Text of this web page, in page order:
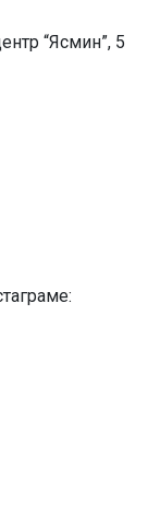
“Ясмин”, 5